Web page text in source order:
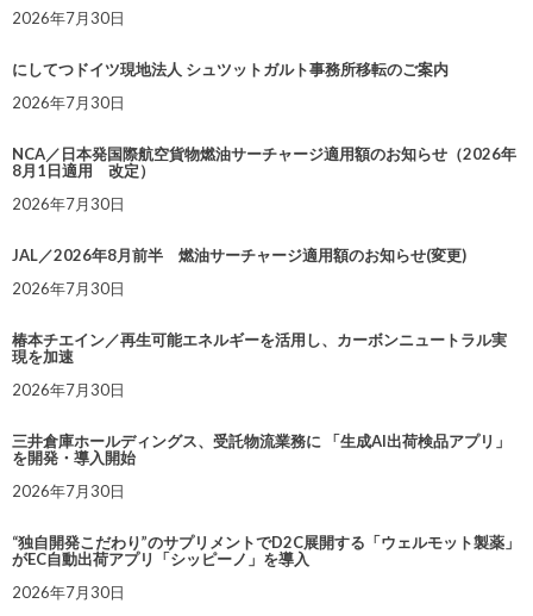
2026年7月30日
にしてつドイツ現地法人 シュツットガルト事務所移転のご案内
2026年7月30日
NCA／日本発国際航空貨物燃油サーチャージ適用額のお知らせ（2026年
8月1日適用 改定）
2026年7月30日
JAL／2026年8月前半 燃油サーチャージ適用額のお知らせ(変更)
2026年7月30日
椿本チエイン／再生可能エネルギーを活用し、カーボンニュートラル実
現を加速
2026年7月30日
三井倉庫ホールディングス、受託物流業務に 「生成AI出荷検品アプリ」
を開発・導入開始
2026年7月30日
“独自開発こだわり”のサプリメントでD2C展開する「ウェルモット製薬」
がEC自動出荷アプリ「シッピーノ」を導入
2026年7月30日